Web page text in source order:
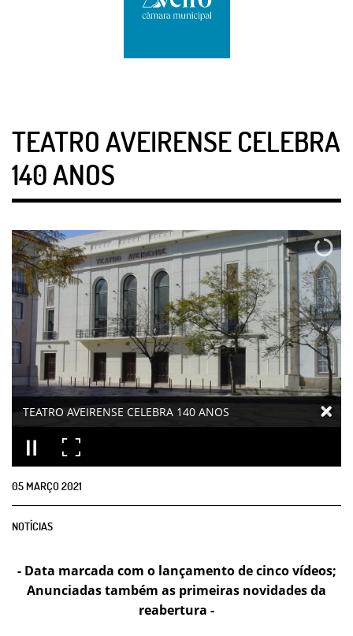
TEATRO AVEIRENSE CELEBRA
140 ANOS
TEATRO AVEIRENSE CELEBRA 140 ANOS
05 MARÇO2021
NOTÍCIAS
- Data marcada com o lançamento de cinco vídeos;
Anunciadas também as primeiras novidades da
reabertura -